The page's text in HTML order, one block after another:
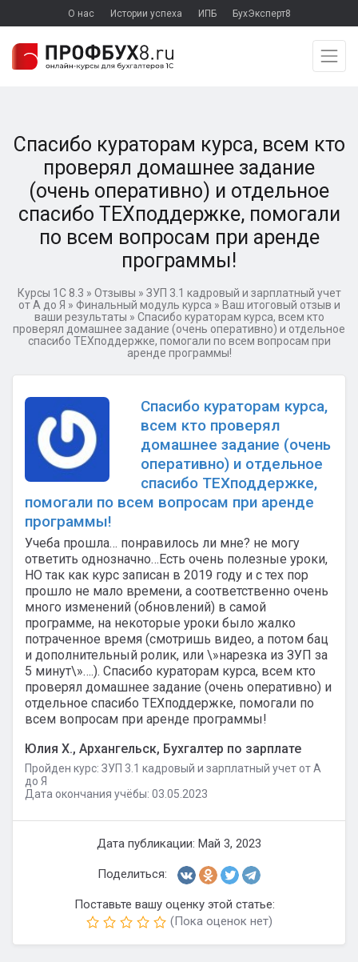
О нас Истории успеха ИПБ БухЭксперт8
Спасибо кураторам курса, всем кто
проверял домашнее задание
(очень оперативно) и отдельное
спасибо ТЕХподдержке, помогали
по всем вопросам при аренде
программы!
Курсы 1С 8.3 » Отзывы » ЗУП 3.1 кадровый и зарплатный учет
от А до Я » Финальный модуль курса » Ваш итоговый отзыв и
ваши результаты » Спасибо кураторам курса, всем кто
проверял домашнее задание (очень оперативно) и отдельное
спасибо ТЕХподдержке, помогали по всем вопросам при
аренде программы!
Спасибо кураторам курса,
всем кто проверял
домашнее задание (очень
оперативно) и отдельное
спасибо ТЕХподдержке,
помогали по всем вопросам при аренде
программы!
Учеба прошла… понравилось ли мне? не могу
ответить однозначно…Есть очень полезные уроки,
НО так как курс записан в 2019 году и с тех пор
прошло не мало времени, а соответственно очень
много изменений (обновлений) в самой
программе, на некоторые уроки было жалко
потраченное время (смотришь видео, а потом бац
и дополнительный ролик, или \»нарезка из ЗУП за
5 минут\»….). Спасибо кураторам курса, всем кто
проверял домашнее задание (очень оперативно) и
отдельное спасибо ТЕХподдержке, помогали по
всем вопросам при аренде программы!
Юлия Х., Архангельск, Бухгалтер по зарплате
Пройден курс: ЗУП 3.1 кадровый и зарплатный учет от А
до Я
Дата окончания учёбы: 03.05.2023
Дата публикации: Май 3, 2023
Поделиться:
Поставьте вашу оценку этой статье:
(Пока оценок нет)